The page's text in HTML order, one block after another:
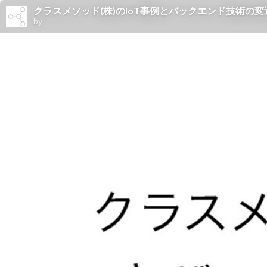
クラスメソッド(株)のIoT事例とバックエンド技術の変
by